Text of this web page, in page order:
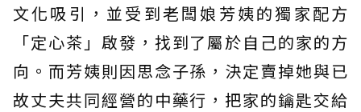
文化吸引，並受到老闆娘芳姨的獨家配方
「定心茶」啟發，找到了屬於自己的家的方
向。而芳姨則因思念子孫，決定賣掉她與已
故丈夫共同經營的中藥行，把家的鑰匙交給